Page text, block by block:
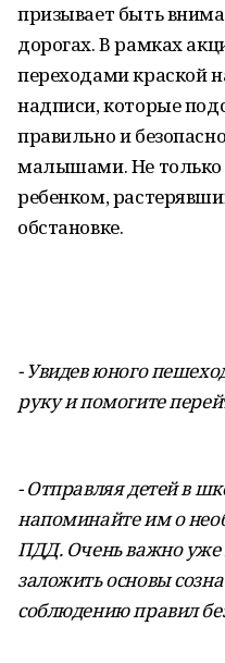
призывает быть
дорогах. В рамках
переходами краской
надписи, которые
правильно и
малышами. Не
ребенком,
обстановке.
- Увидев юного
руку и помогите
- Отправляя детей в
напоминайте им о
ПДД. Очень важно уже
заложить основы
соблюдению правил